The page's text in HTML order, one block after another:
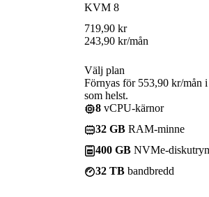
KVM 8
719,90 kr
243,90 kr/mån
Välj plan
Förnyas för 553,90 kr/mån
som helst.
8 vCPU-kärnor
32 GB RAM-minne
400 GB NVMe-
32 TB bandbredd